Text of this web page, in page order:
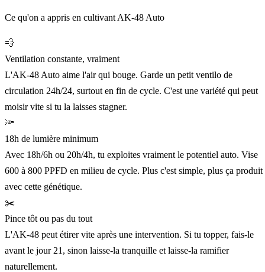
Ce qu'on a appris en cultivant AK-48 Auto
💨
Ventilation constante, vraiment
L'AK-48 Auto aime l'air qui bouge. Garde un petit ventilo de
circulation 24h/24, surtout en fin de cycle. C'est une variété qui peut
moisir vite si tu la laisses stagner.
🔦
18h de lumière minimum
Avec 18h/6h ou 20h/4h, tu exploites vraiment le potentiel auto. Vise
600 à 800 PPFD en milieu de cycle. Plus c'est simple, plus ça produit
avec cette génétique.
✂️
Pince tôt ou pas du tout
L'AK-48 peut étirer vite après une intervention. Si tu topper, fais-le
avant le jour 21, sinon laisse-la tranquille et laisse-la ramifier
naturellement.